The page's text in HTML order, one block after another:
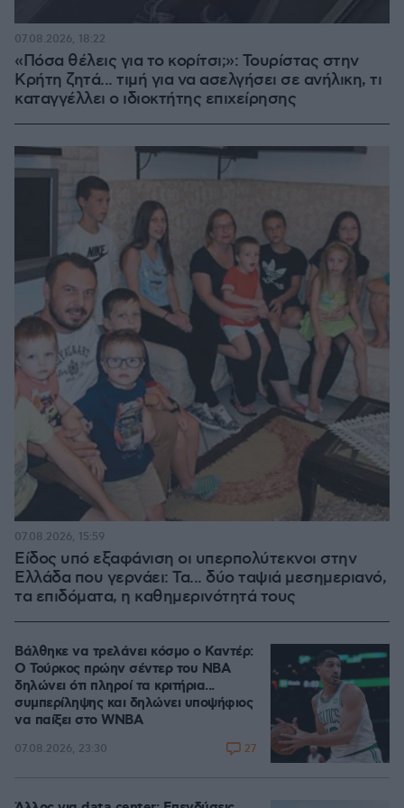
«Πόσα θέλεις για το κορίτσι;»: Τουρίστας στην
Κρήτη ζητά... τιμή για να ασελγήσει σε ανήλικη, τι
καταγγέλλει ο ιδιοκτήτης επιχείρησης
07.08.2026, 18:22
Είδος υπό εξαφάνιση οι υπερπολύτεκνοι στην
Ελλάδα που γερνάει: Τα... δύο ταψιά μεσημεριανό,
τα επιδόματα, η καθημερινότητά τους
07.08.2026, 15:59
Βάλθηκε να τρελάνει κόσμο ο Καντέρ:
Ο Τούρκος πρώην σέντερ του NBA
δηλώνει ότι πληροί τα κριτήρια...
συμπερίληψης και δηλώνει υποψήφιος
να παίξει στο WNBA
07.08.2026, 23:30 27